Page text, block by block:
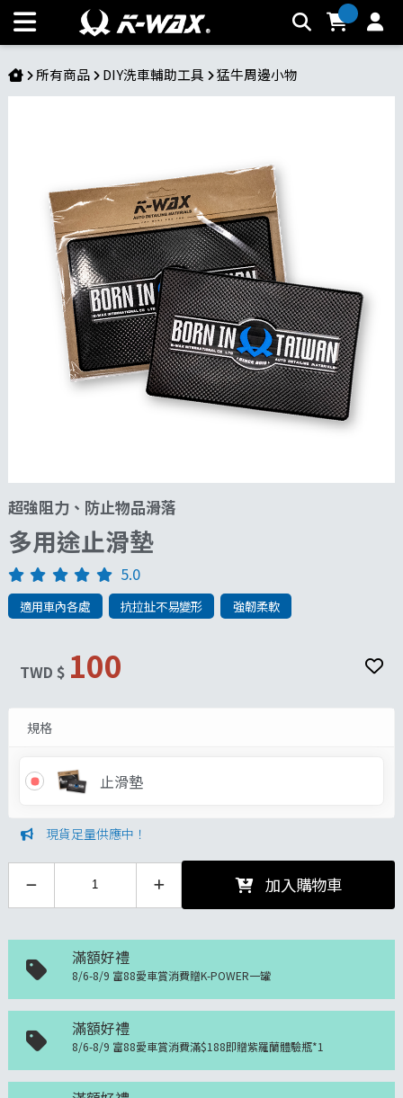
多用途止滑墊 | K-WAX台灣汽車美容材料
所有商品 DIY洗車輔助工具 猛牛周邊小物
超強阻力、防止物品滑落
多用途止滑墊
5.0
適用車內各處 抗拉扯不易變形 強韌柔軟
TWD $ 100
規格
止滑墊
現貨足量供應中！
加入購物車
滿額好禮
8/6-8/9 富88愛車賞消費贈K-POWER一罐
滿額好禮
8/6-8/9 富88愛車賞消費滿$188即贈紫羅蘭體驗瓶*1